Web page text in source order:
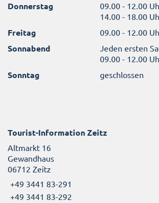
Donnerstag
09.00 - 12.00
14.00 - 18.00
Freitag 09.00 - 12.00
Sonnabend
Jeden ersten
09.00 - 12.00
Sonntag geschlossen
Tourist-Information Zeitz
Altmarkt 16
Gewandhaus
06712 Zeitz
+49 3441 83-291
+49 3441 83-292